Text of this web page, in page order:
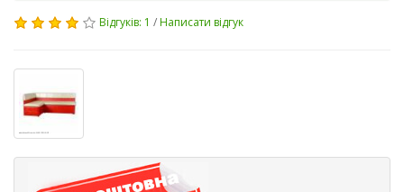
Відгуків: 1 /Написати відгук